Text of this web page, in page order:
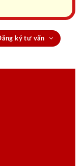
ký tư vấn